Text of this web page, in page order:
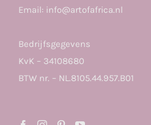
Email: info@artofafrica.nl
Bedrijfsgegevens
KvK – 34108680
BTW nr. – NL.8105.44.957.B01